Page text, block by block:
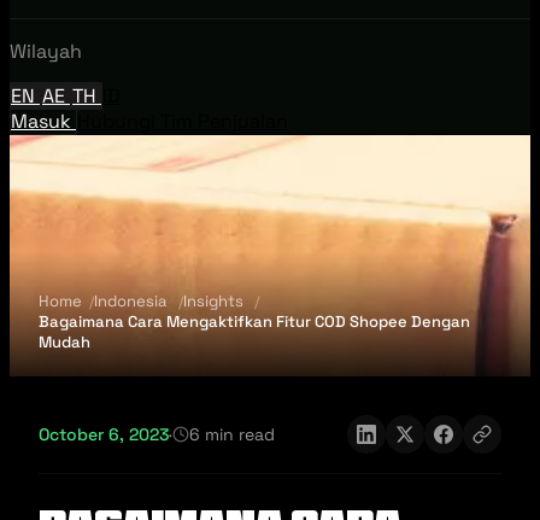
Wilayah
EN AE TH
Masuk
Home Indonesia
Insights
Bagaimana Cara Mengaktifkan Fitur COD Shopee Dengan
Mudah
October 6, 2023· 6 min read